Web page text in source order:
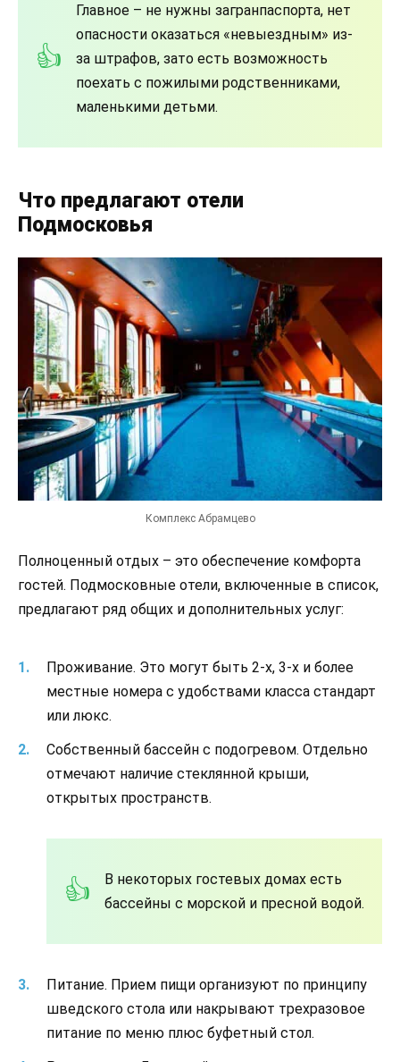
Главное – не нужны загранпаспорта, нет
опасности оказаться «невыездным» из-
за штрафов, зато есть возможность
поехать с пожилыми родственниками,
маленькими детьми.
Что предлагают отели
Подмосковья
Комплекс Абрамцево
Полноценный отдых – это обеспечение комфорта
гостей. Подмосковные отели, включенные в список,
предлагают ряд общих и дополнительных услуг:
Проживание. Это могут быть 2-х, 3-х и более
местные номера с удобствами класса стандарт
или люкс.
Собственный бассейн с подогревом. Отдельно
отмечают наличие стеклянной крыши,
открытых пространств.
В некоторых гостевых домах есть
бассейны с морской и пресной водой.
Питание. Прием пищи организуют по принципу
шведского стола или накрывают трехразовое
питание по меню плюс буфетный стол.